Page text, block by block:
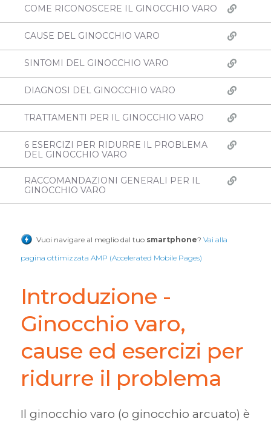
COME RICONOSCERE IL GINOCCHIO VARO
CAUSE DEL GINOCCHIO VARO
SINTOMI DEL GINOCCHIO VARO
DIAGNOSI DEL GINOCCHIO VARO
TRATTAMENTI PER IL GINOCCHIO VARO
6 ESERCIZI PER RIDURRE IL PROBLEMA
DEL GINOCCHIO VARO
RACCOMANDAZIONI GENERALI PER IL
GINOCCHIO VARO
Vuoi navigare al meglio dal tuo smartphone? Vai alla
pagina ottimizzata AMP (Accelerated Mobile Pages)
Introduzione -
Ginocchio varo,
cause ed esercizi per
ridurre il problema
Il ginocchio varo (o ginocchio arcuato) è